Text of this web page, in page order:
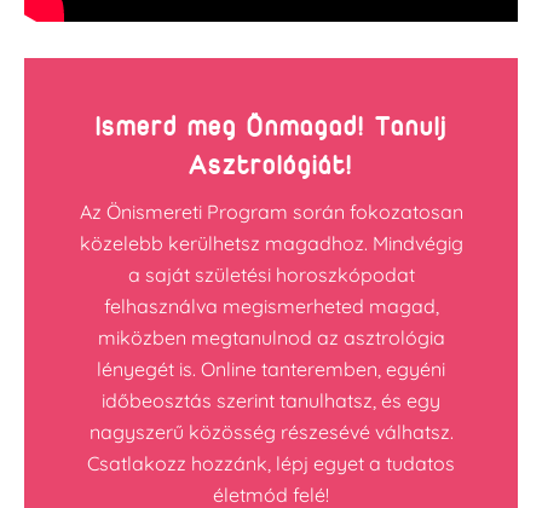
Ismerd meg Önmagad! Tanulj
Asztrológiát!
Az Önismereti Program során fokozatosan
közelebb kerülhetsz magadhoz. Mindvégig
a saját születési horoszkópodat
felhasználva megismerheted magad,
miközben megtanulnod az asztrológia
lényegét is. Online tanteremben, egyéni
időbeosztás szerint tanulhatsz, és egy
nagyszerű közösség részesévé válhatsz.
Csatlakozz hozzánk, lépj egyet a tudatos
életmód felé!